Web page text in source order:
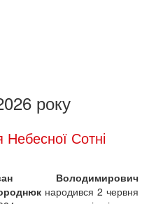
року
Сотні
Володимирович
народився 2 червня